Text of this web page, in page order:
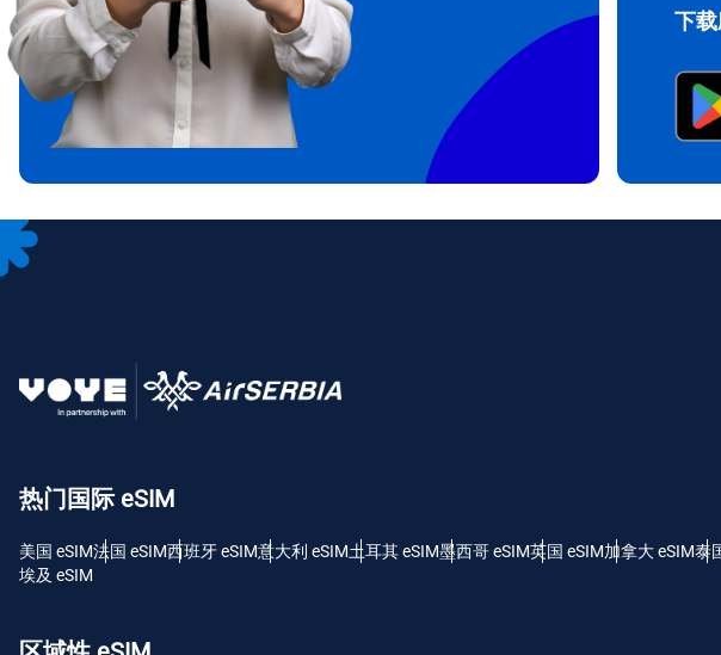
下
热门国际 eSIM
美国 eSIM法国 eSIM西班牙 eSIM意大利 eSIM土耳其 eSIM墨西哥 eSIM英国 eSIM加拿大 eSIM泰
埃及 eSIM
THB - 泰铢